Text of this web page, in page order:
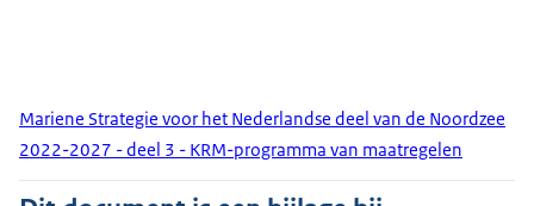
Mariene Strategie voor het Nederlandse deel van de Noordzee
2022-2027 - deel 3 - KRM-programma van maatregelen